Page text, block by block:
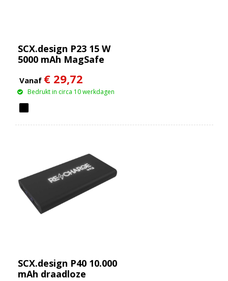
SCX.design P23 15 W
5000 mAh MagSafe
Vanaf € 29,72
Bedrukt in circa 10 werkdagen
SCX.design P40 10.000
mAh draadloze